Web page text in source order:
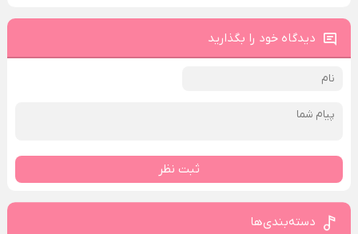
دیدگاه خود را بگذارید
ثبت نظر
دسته‌بندی‌ها